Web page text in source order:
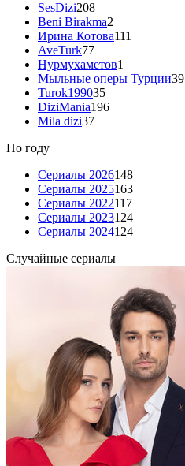
SesDizi208
Beni Birakma2
Ирина Котова111
AveTurk77
Нурмухаметов1
Мыльные оперы Турции39
Turok199035
DiziMania196
Mila dizi37
По году
Сериалы 2026148
Сериалы 2025163
Сериалы 2022117
Сериалы 2023124
Сериалы 2024124
Случайные сериалы